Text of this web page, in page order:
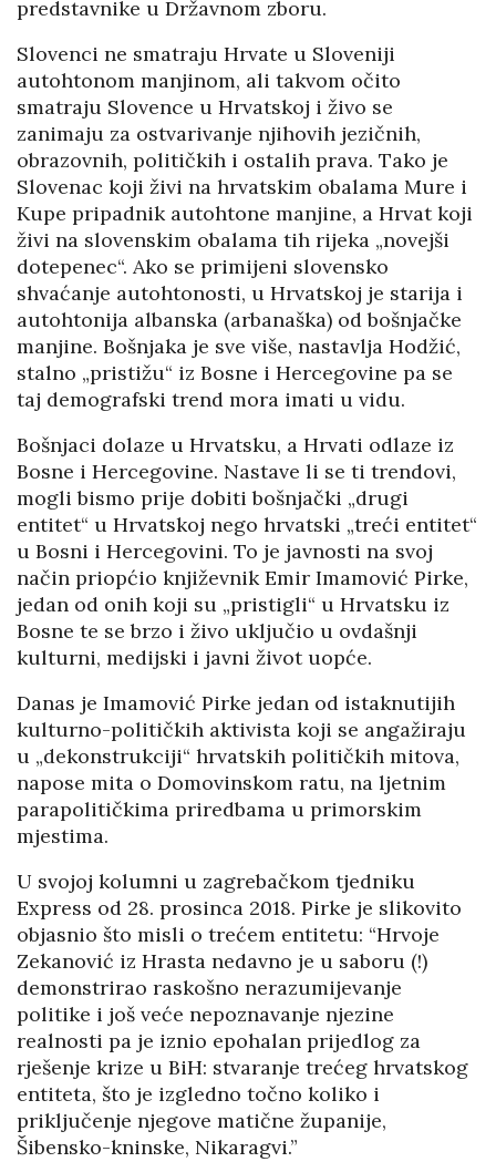
predstavnike u Državnom zboru.
Slovenci ne smatraju Hrvate u Sloveniji
autohtonom manjinom, ali takvom očito
smatraju Slovence u Hrvatskoj i živo se
zanimaju za ostvarivanje njihovih jezičnih,
obrazovnih, političkih i ostalih prava. Tako je
Slovenac koji živi na hrvatskim obalama Mure i
Kupe pripadnik autohtone manjine, a Hrvat koji
živi na slovenskim obalama tih rijeka „novejši
dotepenec“. Ako se primijeni slovensko
shvaćanje autohtonosti, u Hrvatskoj je starija i
autohtonija albanska (arbanaška) od bošnjačke
manjine. Bošnjaka je sve više, nastavlja Hodžić,
stalno „pristižu“ iz Bosne i Hercegovine pa se
taj demografski trend mora imati u vidu.
Bošnjaci dolaze u Hrvatsku, a Hrvati odlaze iz
Bosne i Hercegovine. Nastave li se ti trendovi,
mogli bismo prije dobiti bošnjački „drugi
entitet“ u Hrvatskoj nego hrvatski „treći entitet“
u Bosni i Hercegovini. To je javnosti na svoj
način priopćio književnik Emir Imamović Pirke,
jedan od onih koji su „pristigli“ u Hrvatsku iz
Bosne te se brzo i živo uključio u ovdašnji
kulturni, medijski i javni život uopće.
Danas je Imamović Pirke jedan od istaknutijih
kulturno-političkih aktivista koji se angažiraju
u „dekonstrukciji“ hrvatskih političkih mitova,
napose mita o Domovinskom ratu, na ljetnim
parapolitičkima priredbama u primorskim
mjestima.
U svojoj kolumni u zagrebačkom tjedniku
Express od 28. prosinca 2018. Pirke je slikovito
objasnio što misli o trećem entitetu: “Hrvoje
Zekanović iz Hrasta nedavno je u saboru (!)
demonstrirao raskošno nerazumijevanje
politike i još veće nepoznavanje njezine
realnosti pa je iznio epohalan prijedlog za
rješenje krize u BiH: stvaranje trećeg hrvatskog
entiteta, što je izgledno točno koliko i
priključenje njegove matične županije,
Šibensko-kninske, Nikaragvi.”